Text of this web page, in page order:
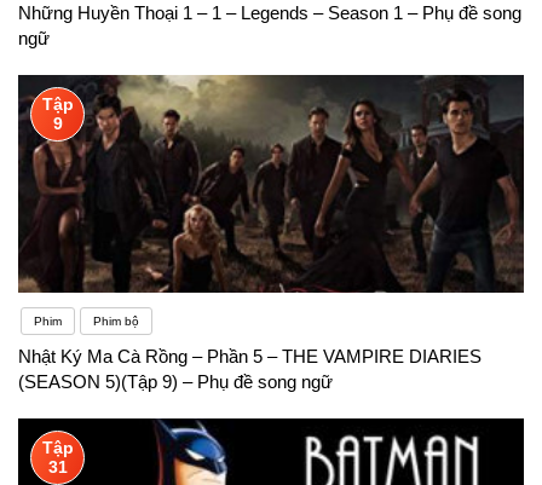
Những Huyền Thoại 1 – 1 – Legends – Season 1 – Phụ đề song
ngữ
Tập
9
Phim Phim bộ
Nhật Ký Ma Cà Rồng – Phần 5 – THE VAMPIRE DIARIES
(SEASON 5)(Tập 9) – Phụ đề song ngữ
Tập
31